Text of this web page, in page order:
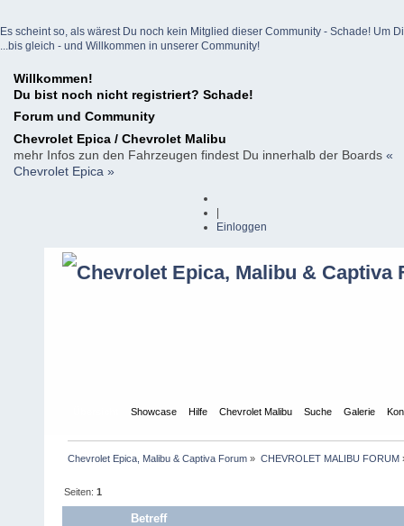
Es scheint so, als wärest Du noch kein Mitglied dieser Community - Schade! Um
...bis gleich - und Willkommen in unserer Community!
Willkommen!
Du bist noch nicht registriert? Schade!
Forum und Community
Chevrolet Epica / Chevrolet Malibu
mehr Infos zun den Fahrzeugen findest Du innerhalb der Boards «
Chevrolet Epica »
Einloggen
Showcase Hilfe Chevrolet Malibu Suche Galerie
Chevrolet Epica, Malibu & Captiva Forum » CHEVROLET MALIBU FORUM
Seiten:1
Betreff